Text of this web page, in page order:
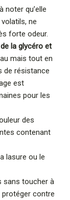
noter qu’elle
ne
forte odeur.
la glycéro et
mais tout en
de résistance
est
pour les
des
contenant
lasure ou le
sans toucher à
protéger contre